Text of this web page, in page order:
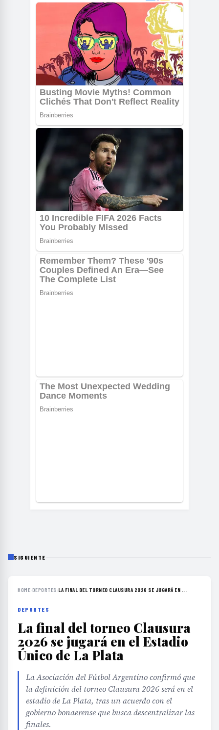
SIGUIENTE
HOME›DEPORTES ›LA FINAL DEL TORNEO CLAUSURA 2026 SE JUGARÁ EN ...
DEPORTES
La final del torneo Clausura
2026 se jugará en el Estadio
Único de La Plata
La Asociación del Fútbol Argentino confirmó que
la definición del torneo Clausura 2026 será en el
estadio de La Plata, tras un acuerdo con el
gobierno bonaerense que busca descentralizar las
finales.